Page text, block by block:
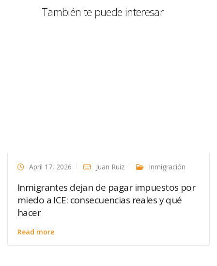
También te puede interesar
April 17, 2026 Juan Ruiz Inmigración
Inmigrantes dejan de pagar impuestos por
miedo a ICE: consecuencias reales y qué
hacer
Read more